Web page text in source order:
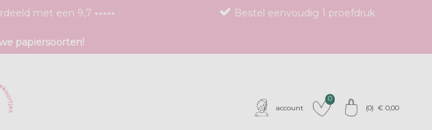
met een 9,7 ⭒⭒⭒⭒⭒ Bestel eenvoudig 1 proefdruk
papiersoorten!
account
0
(0) € 0,00